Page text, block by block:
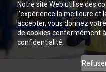
Notre site Web utilise des
l’expérience la meilleure et
accepter, vous donnez
de cookies conformément
confidentialité.